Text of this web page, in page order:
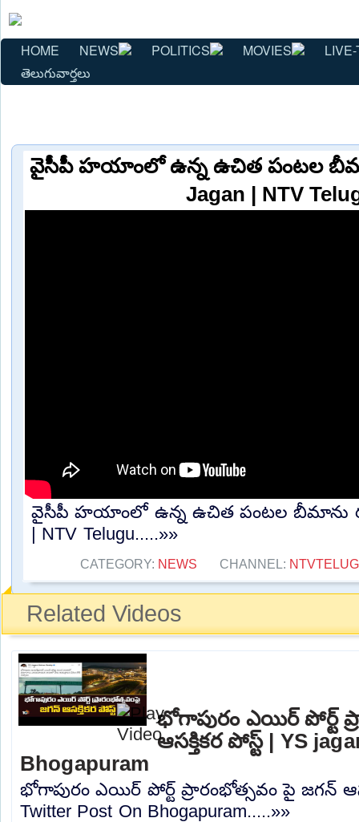
HOME NEWS POLITICS MOVIES
తెలుగువార్తలు
వైసీపీ హయాంలో ఉన్న ఉచిత పంటల
Jagan | NTV
వైసీపీ హయాంలో ఉన్న ఉచిత పంటల బీమాను
| NTV Telugu.....»»
CATEGORY: NEWS CHANNEL:
Related Videos
భోగాపురం ఎయిర్ పోర్ట్
ఆసక్తికర పోస్ట్ | YS
Bhogapuram
భోగాపురం ఎయిర్ పోర్ట్ ప్రారంభోత్సవం పై జగన్
Twitter Post On Bhogapuram.....»»